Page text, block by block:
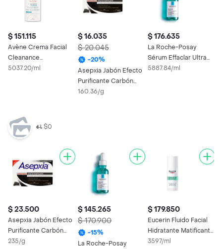
$ 151.115
Avène Crema Facial
Cleanance
Comedomed
5037.20/ml
$ 16.035
$ 20.045
-20%
Asepxia Jabón Efecto
Purificante Carbón
Detox
160.36/g
$ 176.635
La Roche-Posay
Sérum Effaclar Ultra
Concentrado
5887.84/ml
$0
$ 23.500
Asepxia Jabón Efecto
Purificante Carbón
Detox
235/g
$ 145.265
$ 170.900
-15%
La Roche-Posay
$ 179.850
Eucerin Fluido Facial
Hidratante Matificante
Dermo Pure
3597/ml